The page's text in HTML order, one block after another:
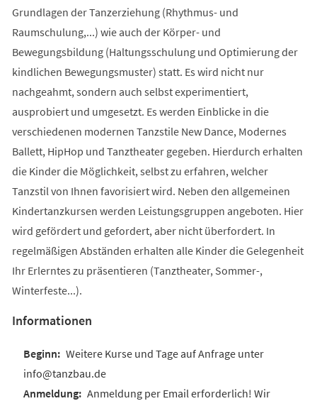
Grundlagen der Tanzerziehung (Rhythmus- und
Raumschulung,...) wie auch der Körper- und
Bewegungsbildung (Haltungsschulung und Optimierung der
kindlichen Bewegungsmuster) statt. Es wird nicht nur
nachgeahmt, sondern auch selbst experimentiert,
ausprobiert und umgesetzt. Es werden Einblicke in die
verschiedenen modernen Tanzstile New Dance, Modernes
Ballett, HipHop und Tanztheater gegeben. Hierdurch erhalten
die Kinder die Möglichkeit, selbst zu erfahren, welcher
Tanzstil von Ihnen favorisiert wird. Neben den allgemeinen
Kindertanzkursen werden Leistungsgruppen angeboten. Hier
wird gefördert und gefordert, aber nicht überfordert. In
regelmäßigen Abständen erhalten alle Kinder die Gelegenheit
Ihr Erlerntes zu präsentieren (Tanztheater, Sommer-,
Winterfeste...).
Informationen
Weitere Kurse und Tage auf Anfrage unter
info@tanzbau.de
Anmeldung per Email erforderlich! Wir